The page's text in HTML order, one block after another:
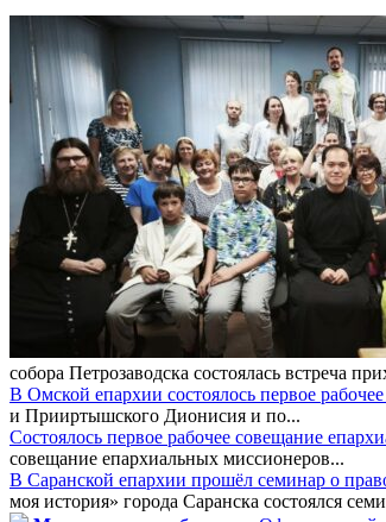
собора Петрозаводска состоялась встреча
В Омской епархии состоялось первое
и Прииртышского Дионисия и по...
Состоялось первое рабочее совещание
совещание епархиальных миссионеров...
В Саранской епархии прошёл семинар о
моя история» города Саранска состоялся